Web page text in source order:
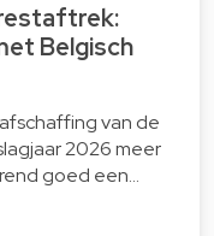
Belgisch
van de
2026 meer
goed een…